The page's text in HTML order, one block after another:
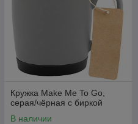
Кружка Make Me To Go,
серая/чёрная с биркой
В наличии